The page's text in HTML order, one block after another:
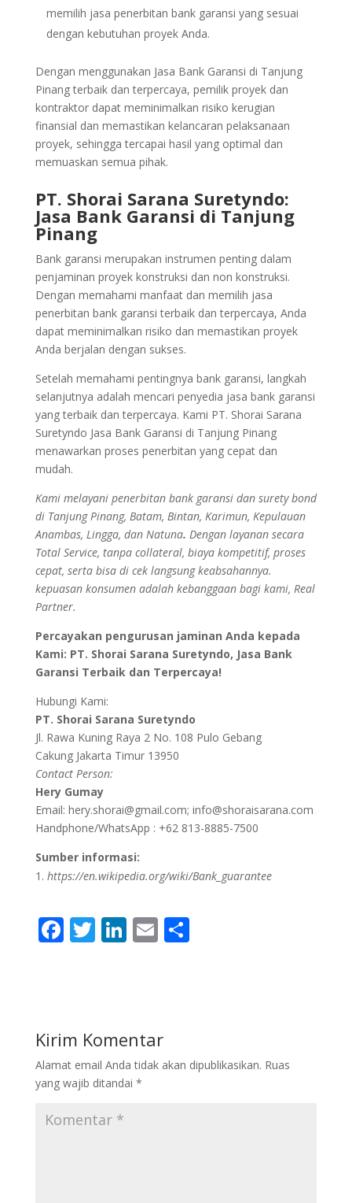
memilih jasa penerbitan bank garansi yang sesuai
dengan kebutuhan proyek Anda.
Dengan menggunakan Jasa Bank Garansi di Tanjung
Pinang terbaik dan terpercaya, pemilik proyek dan
kontraktor dapat meminimalkan risiko kerugian
finansial dan memastikan kelancaran pelaksanaan
proyek, sehingga tercapai hasil yang optimal dan
memuaskan semua pihak.
PT. Shorai Sarana Suretyndo:
Jasa Bank Garansi di Tanjung
Pinang
Bank garansi merupakan instrumen penting dalam
penjaminan proyek konstruksi dan non konstruksi.
Dengan memahami manfaat dan memilih jasa
penerbitan bank garansi terbaik dan terpercaya, Anda
dapat meminimalkan risiko dan memastikan proyek
Anda berjalan dengan sukses.
Setelah memahami pentingnya bank garansi, langkah
selanjutnya adalah mencari penyedia jasa bank garansi
yang terbaik dan terpercaya. Kami PT. Shorai Sarana
Suretyndo Jasa Bank Garansi di Tanjung Pinang
menawarkan proses penerbitan yang cepat dan
mudah.
Kami melayani penerbitan bank garansi dan surety bond
di Tanjung Pinang, Batam, Bintan, Karimun, Kepulauan
Anambas, Lingga, dan Natuna. Dengan layanan secara
Total Service, tanpa collateral, biaya kompetitif, proses
cepat, serta bisa di cek langsung keabsahannya.
kepuasan konsumen adalah kebanggaan bagi kami, Real
Partner.
Percayakan pengurusan jaminan Anda kepada
Kami: PT. Shorai Sarana Suretyndo, Jasa Bank
Garansi Terbaik dan Terpercaya!
Hubungi Kami:
PT. Shorai Sarana Suretyndo
Jl. Rawa Kuning Raya 2 No. 108 Pulo Gebang
Cakung Jakarta Timur 13950
Contact Person:
Hery Gumay
Email: hery.shorai@gmail.com; info@shoraisarana.com
Handphone/WhatsApp : +62 813-8885-7500
Sumber informasi:
https://en.wikipedia.org/wiki/Bank_guarantee
F
o
o
k
T Li
dI
n
E S
Kirim Komentar
Alamat email Anda tidak akan dipublikasikan. Ruas
yang wajib ditandai *